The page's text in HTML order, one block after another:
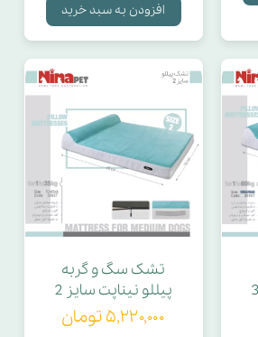
افزودن به سبد خرید
تشک سگ و گربه
پیللو نیناپت سایز 2
۵,۲۲۰,۰۰۰ تومان